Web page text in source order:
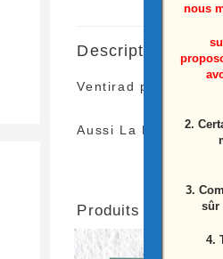
Description
Ventirad pc HP
Aussi La Pièces
Produits similaires
nous
2.
3.
sûr
4.